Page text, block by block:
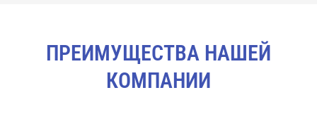
ПРЕИМУЩЕСТВА НАШЕЙ
КОМПАНИИ